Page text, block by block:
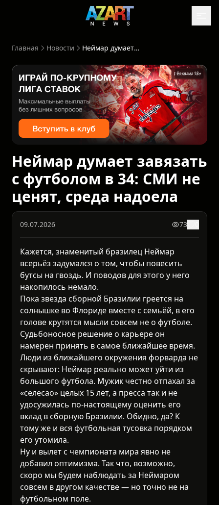
Главная Новости Неймар думает завязать с футболом в 34: СМИ не ценят, среда надоела
Реклама 18+
Неймар думает завязать
с футболом в 34: СМИ не
ценят, среда надоела
09.07.2026 73
Кажется, знаменитый бразилец Неймар
всерьёз задумался о том, чтобы повесить
бутсы на гвоздь. И поводов для этого у него
накопилось немало.
Пока звезда сборной Бразилии греется на
солнышке во Флориде вместе с семьёй, в его
голове крутятся мысли совсем не о футболе.
Судьбоносное решение о карьере он
намерен принять в самое ближайшее время.
Люди из ближайшего окружения форварда не
скрывают: Неймар реально может уйти из
большого футбола. Мужик честно отпахал за
«селесао» целых 15 лет, а пресса так и не
удосужилась по-настоящему оценить его
вклад в сборную Бразилии. Обидно, да? К
тому же и вся футбольная тусовка порядком
его утомила.
Ну и вылет с чемпионата мира явно не
добавил оптимизма. Так что, возможно,
скоро мы будем наблюдать за Неймаром
совсем в другом качестве — но точно не на
футбольном поле.